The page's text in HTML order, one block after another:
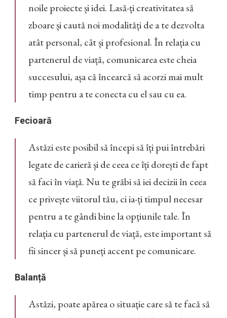
noile proiecte și idei. Lasă-ți creativitatea să
zboare și caută noi modalități de a te dezvolta
atât personal, cât și profesional. În relația cu
partenerul de viață, comunicarea este cheia
succesului, așa că încearcă să acorzi mai mult
timp pentru a te conecta cu el sau cu ea.
Fecioară
Astăzi este posibil să începi să îți pui întrebări
legate de carieră și de ceea ce îți dorești de fapt
să faci în viață. Nu te grăbi să iei decizii în ceea
ce privește viitorul tău, ci ia-ți timpul necesar
pentru a te gândi bine la opțiunile tale. În
relația cu partenerul de viață, este important să
fii sincer și să puneți accent pe comunicare.
Balanță
Astăzi, poate apărea o situație care să te facă să